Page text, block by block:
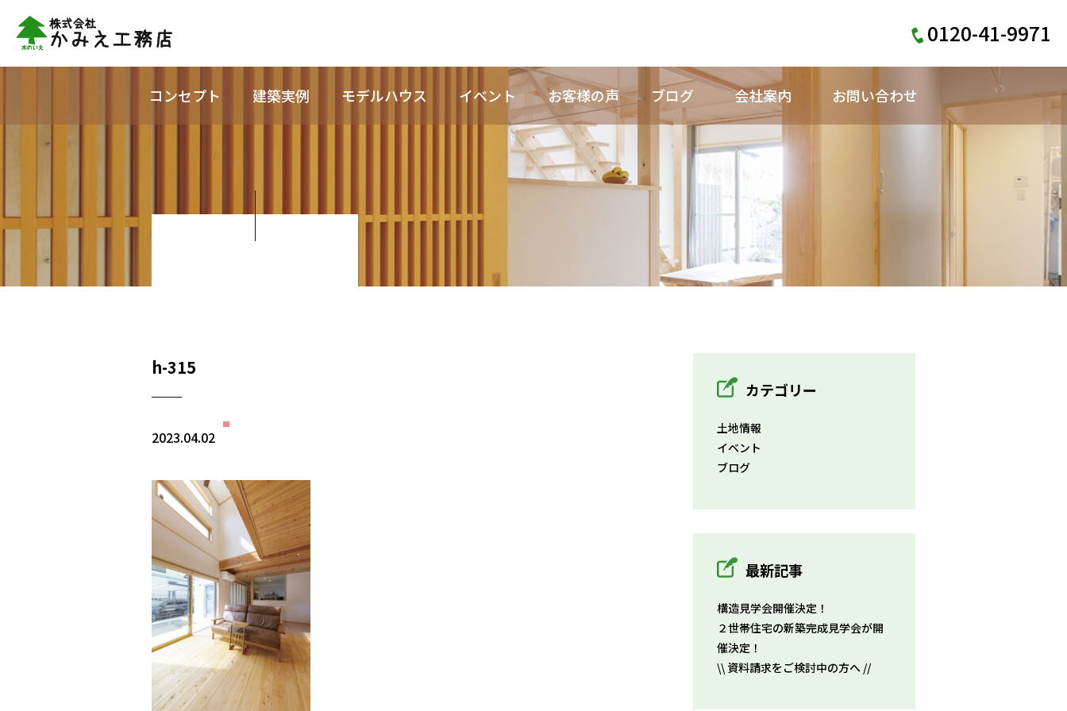
0120-41-9971
コンセプト 建築実例 モデルハウス イベント お客様の声 ブログ 会社案内 お問い合わせ
h-315
2023.04.02
カテゴリー
土地情報
イベント
ブログ
最新記事
構造見学会開催決定！
２世帯住宅の新築完成見学会が開
催決定！
\\ 資料請求をご検討中の方へ //